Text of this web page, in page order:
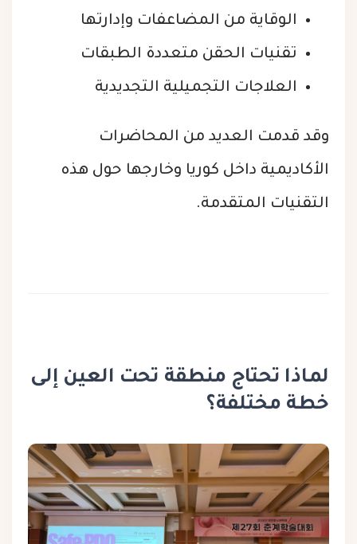
الوقاية من المضاعفات وإدارتها
تقنيات الحقن متعددة الطبقات
العلاجات التجميلية التجديدية
وقد قدمت العديد من المحاضرات
الأكاديمية داخل كوريا وخارجها حول هذه
التقنيات المتقدمة.
لماذا تحتاج منطقة تحت العين إلى
خطة مختلفة؟